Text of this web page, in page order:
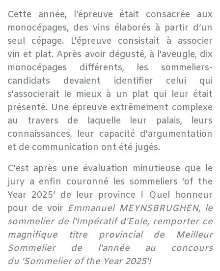
Cette année, l’épreuve était consacrée aux
monocépages, des vins élaborés à partir d’un
seul cépage. L'épreuve consistait à associer
vin et plat. Après avoir dégusté, à l'aveugle, dix
monocépages différents, les sommeliers-
candidats devaient identifier celui qui
s'associerait le mieux à un plat qui leur était
présenté. Une épreuve extrêmement complexe
au travers de laquelle leur palais, leurs
connaissances, leur capacité d'argumentation
et de communication ont été jugés.
C'est après une évaluation minutieuse que le
jury a enfin couronné les sommeliers 'of the
Year 2025’ de leur province ! Quel honneur
pour de voir Emmanuel MEYNSBRUGHEN, le
sommelier de l'Impératif d'Eole, remporter ce
magnifique titre provincial de Meilleur
Sommelier de l'année au concours
du 'Sommelier of the Year 2025'!